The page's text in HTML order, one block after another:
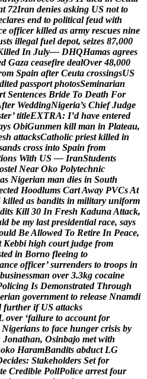
t 72Iran denies asking US not to
clares end to political feud with
e officer killed as army rescues nine
sts illegal fuel depot, seizes 87,000
illed In July— DHQHamas agrees
d Gaza ceasefire dealOver 48,000
om Spain after Ceuta crossingsUS
dited passport photosSeminarian
rt Sentences Bride To Death For
fter WeddingNigeria’s Chief Judge
ter’ titleEXTRA: I’d have entered
ys ObiGunmen kill man in Plateau,
sh attacksCatholic priest killed in
ands cross into Spain from
ions With US — IranStudents
ostel Near Oko Polytechnic
as Nigerian man dies in South
cted Hoodlums CartAway PVCsAt
killed as bandits in military uniform
dits Kill 30 In Fresh KadunaAttack,
ld be my last presidential race, says
uld BeAllowed To Retire In Peace,
Kebbi high court judge from
ted in Borno fleeing to
ance officer’ surrenders to troops in
businessman over 3.3kg cocaine
olicing Is Demonstrated Through
erian government to release Nnamdi
further if US attacks
over ‘failure to account for
Nigerians to face hunger crisis by
Jonathan, Osinbajo met with
oko HaramBandits abduct LG
ecides: Stakeholders Set for
te Credible PollPolice arrest four